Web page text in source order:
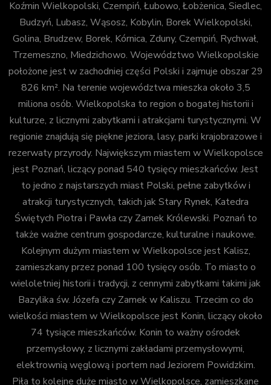
Koźmin Wielkopolski, Czempiń, Łubowo, Łobżenica, Siedlec,
Budzyń, Lubasz, Wąsosz, Kobylin, Borek Wielkopolski,
Golina, Brudzew, Borek, Kórnica, Zduny, Czempiń, Rychwał,
Trzemeszno, Miedzichowo. Województwo Wielkopolskie
położone jest w zachodniej części Polski i zajmuje obszar 29
826 km². Na terenie województwa mieszka około 3,5
miliona osób. Wielkopolska to region o bogatej historii i
kulturze, z licznymi zabytkami i atrakcjami turystycznymi. W
regionie znajdują się piękne jeziora, lasy, parki krajobrazowe i
rezerwaty przyrody. Największym miastem w Wielkopolsce
jest Poznań, liczący ponad 540 tysięcy mieszkańców. Jest
to jedno z najstarszych miast Polski, pełne zabytków i
atrakcji turystycznych, takich jak Stary Rynek, Katedra
Świętych Piotra i Pawła czy Zamek Królewski. Poznań to
także ważne centrum gospodarcze, kulturalne i naukowe.
Kolejnym dużym miastem w Wielkopolsce jest Kalisz,
zamieszkany przez ponad 100 tysięcy osób. To miasto o
wieloletniej historii i tradycji, z cennymi zabytkami takimi jak
Bazylika św. Józefa czy Zamek w Kaliszu. Trzecim co do
wielkości miastem w Wielkopolsce jest Konin, liczący około
74 tysiące mieszkańców. Konin to ważny ośrodek
przemysłowy, z licznymi zakładami przemysłowymi,
elektrownią węglową i portem nad Jeziorem Powidzkim.
Piła to kolejne duże miasto w Wielkopolsce, zamieszkane